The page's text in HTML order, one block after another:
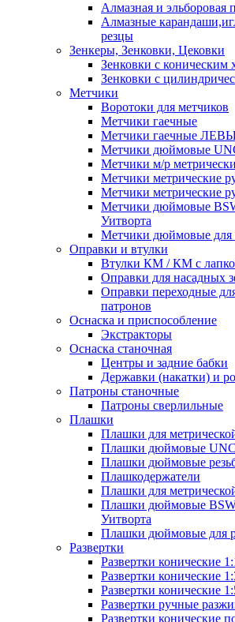
Алмазная и
Алмазные
резцы
Зенкеры, Зенковки, Цековки
Зенковки с коническим
Зенковки с
Метчики
Воротоки для метчиков
Метчики гаечные
Метчики гаечные
Метчики дюймовые
Метчики м/р
Метчики метрические
Метчики метрические
Метчики дюймовые
Уитворта
Метчики дюймовые для
Оправки и втулки
Втулки КМ / КМ с
Оправки для насадных
Оправки переходные
патронов
Оснаска и приспособление
Экстракторы
Оснаска станочная
Центры и задние бабки
Державки (накатки) и
Патроны станочные
Патроны сверлильные
Плашки
Плашки для
Плашки дюймовые
Плашки дюймовые
Плашкодержатели
Плашки для
Плашки дюймовые
Уитворта
Плашки дюймовые для
Развертки
Развертки конические
Развертки конические
Развертки конические
Развертки ручные
Развертки конические